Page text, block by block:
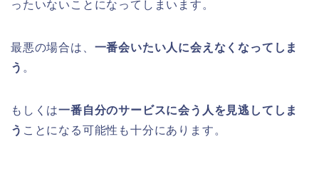
ったいないことになってしまいます。
最悪の場合は、 一番会いたい人に会えなくなってしま
う 。
もしくは一番自分のサービスに会う人を見逃してしま
う ことになる可能性も十分にあります。